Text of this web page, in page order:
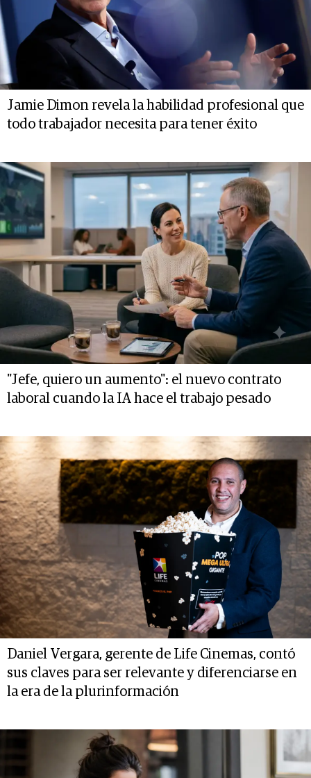
Jamie Dimon revela la habilidad profesional que
todo trabajador necesita para tener éxito
"Jefe, quiero un aumento": el nuevo contrato
laboral cuando la IA hace el trabajo pesado
Daniel Vergara, gerente de Life Cinemas, contó
sus claves para ser relevante y diferenciarse en
la era de la plurinformación